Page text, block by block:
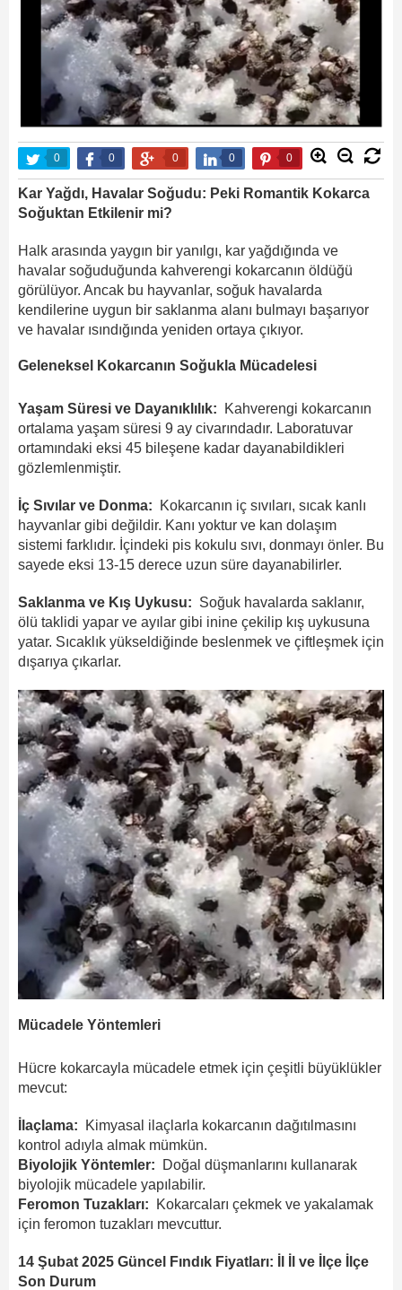
0 0 0 0 0
Kar Yağdı, Havalar Soğudu: Peki Romantik Kokarca
Soğuktan Etkilenir mi?
Halk arasında yaygın bir yanılgı, kar yağdığında ve
havalar soğuduğunda kahverengi kokarcanın öldüğü
görülüyor. Ancak bu hayvanlar, soğuk havalarda
kendilerine uygun bir saklanma alanı bulmayı başarıyor
ve havalar ısındığında yeniden ortaya çıkıyor.
Geleneksel Kokarcanın Soğukla ​​Mücadelesi
Yaşam Süresi ve Dayanıklılık: Kahverengi kokarcanın
ortalama yaşam süresi 9 ay civarındadır. Laboratuvar
ortamındaki eksi 45 bileşene kadar dayanabildikleri
gözlemlenmiştir.
İç Sıvılar ve Donma: Kokarcanın iç sıvıları, sıcak kanlı
hayvanlar gibi değildir. Kanı yoktur ve kan dolaşım
sistemi farklıdır. İçindeki pis kokulu sıvı, donmayı önler. Bu
sayede eksi 13-15 derece uzun süre dayanabilirler.
Saklanma ve Kış Uykusu: Soğuk havalarda saklanır,
ölü taklidi yapar ve ayılar gibi inine çekilip kış uykusuna
yatar. Sıcaklık yükseldiğinde beslenmek ve çiftleşmek için
dışarıya çıkarlar.
Mücadele Yöntemleri
Hücre kokarcayla mücadele etmek için çeşitli büyüklükler
mevcut:
İlaçlama: Kimyasal ilaçlarla kokarcanın dağıtılmasını
kontrol adıyla almak mümkün.
Biyolojik Yöntemler: Doğal düşmanlarını kullanarak
biyolojik mücadele yapılabilir.
Feromon Tuzakları: Kokarcaları çekmek ve yakalamak
için feromon tuzakları mevcuttur.
14 Şubat 2025 Güncel Fındık Fiyatları: İl İl ve İlçe İlçe
Son Durum